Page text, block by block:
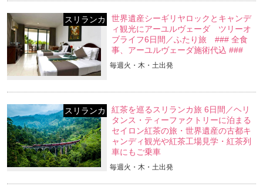
スリランカ
世界遺産シーギリヤロックとキャンデ
ィ観光にアーユルヴェーダ ツリーオ
ブライフ6日間／ふたり旅 ### 全食
事、アーユルヴェーダ施術代込 ###
スリランカ
紅茶を巡るスリランカ旅 6日間／ヘリ
タンス・ティーファクトリーに泊まる
セイロン紅茶の旅・世界遺産の古都キ
ャンディ観光や紅茶工場見学・紅茶列
車にもご乗車